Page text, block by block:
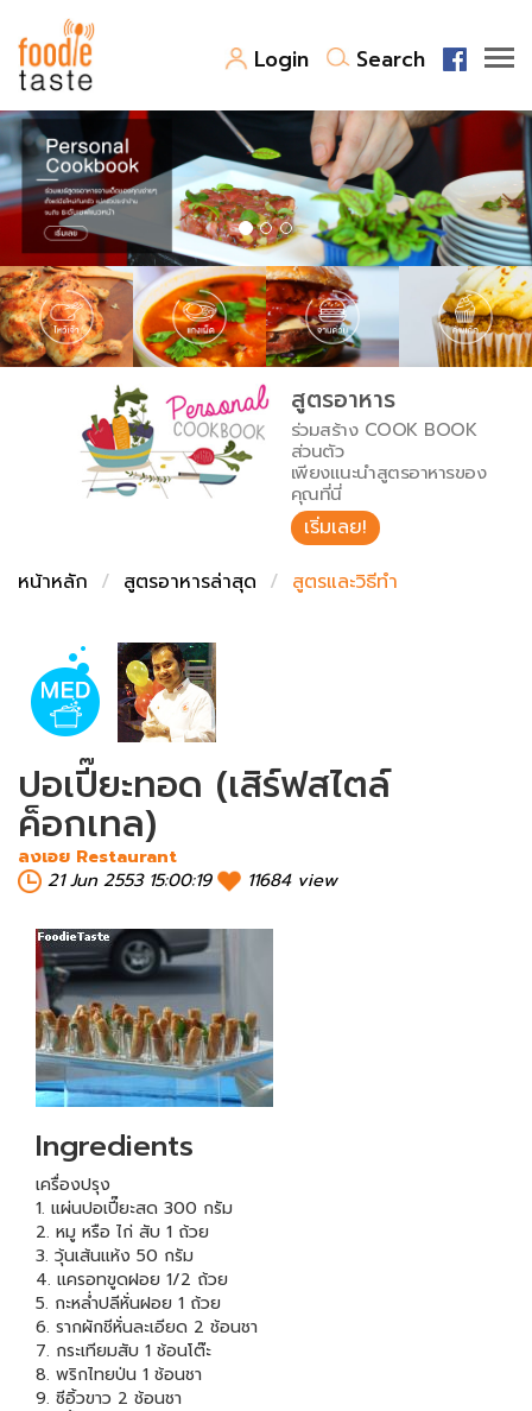
Login Search
สูตรอาหาร
สูตรอาหารล่าสุด
Top Foodie
พาไปชิม
สารพันก้นครัว
เคล็ดลับน่ารู้
เปรียบเทียบหน่วยการตวง
เปรียบเทียบอุณหภูมิ
เปรียบเทียบน้ำหนักวัตถุดิบ
FoodPedia
สร้าง Cookbook
สูตรอาหาร
ร่วมสร้าง COOK BOOK
ส่วนตัว
เพียงแนะนำสูตรอาหารของ
คุณที่นี่
เริ่มเลย!
หน้าหลัก
สูตรอาหารล่าสุด สูตรและวิธีทำ
ปอเปี๊ยะทอด (เสิร์ฟสไตล์
ค็อกเทล)
ลงเอย Restaurant
21 Jun 2553 15:00:19
11684 view
Ingredients
เครื่องปรุง
1. แผ่นปอเปี๊ยะสด 300 กรัม
2. หมู หรือ ไก่ สับ 1 ถ้วย
3. วุ้นเส้นแห้ง 50 กรัม
4. แครอทขูดฝอย 1/2 ถ้วย
5. กะหล่ำปลีหั่นฝอย 1 ถ้วย
6. รากผักชีหั่นละเอียด 2 ช้อนชา
7. กระเทียมสับ 1 ช้อนโต๊ะ
8. พริกไทยป่น 1 ช้อนชา
9. ซีอิ้วขาว 2 ช้อนชา